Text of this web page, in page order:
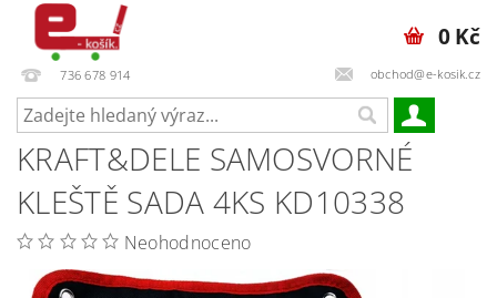
736 678 914 obchod@e-kosik.cz
0 Kč
KRAFT&DELE SAMOSVORNÉ
KLEŠTĚ SADA 4KS KD10338
Neohodnoceno